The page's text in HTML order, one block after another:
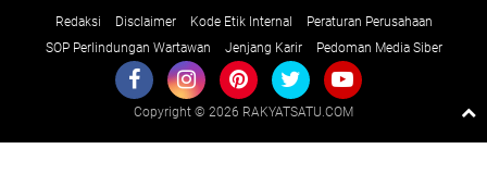
Redaksi Disclaimer Kode Etik Internal
Peraturan Perusahaan
SOP Perlindungan Wartawan
Jenjang Karir Pedoman Media Siber
Copyright © 2026 RAKYATSATU.COM
Raushan